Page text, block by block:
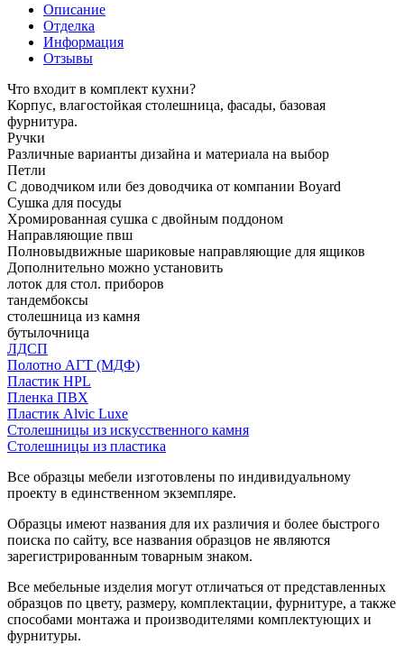
Описание
Отделка
Информация
Отзывы
Что входит в комплект кухни?
Корпус, влагостойкая столешница, фасады, базовая
фурнитура.
Ручки
Различные варианты дизайна и материала на выбор
Петли
С доводчиком или без доводчика от компании Boyard
Сушка для посуды
Хромированная сушка с двойным поддоном
Направляющие пвш
Полновыдвижные шариковые направляющие для ящиков
Дополнительно можно установить
лоток для стол. приборов
тандембоксы
столешница из камня
бутылочница
ЛДСП
Полотно АГТ (МДФ)
Пластик HPL
Пленка ПВХ
Пластик Alvic Luxe
Столешницы из искусственного камня
Столешницы из пластика
Все образцы мебели изготовлены по индивидуальному
проекту в единственном экземпляре.
Образцы имеют названия для их различия и более быстрого
поиска по сайту, все названия образцов не являются
зарегистрированным товарным знаком.
Все мебельные изделия могут отличаться от представленных
образцов по цвету, размеру, комплектации, фурнитуре, а также
способами монтажа и производителями комплектующих и
фурнитуры.